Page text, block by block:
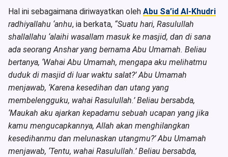
Hal ini sebagaimana diriwayatkan oleh Abu Sa’id Al-Khudri
radhiyallahu ‘anhu, ia berkata, “Suatu hari, Rasulullah
shallallahu ‘alaihi wasallam masuk ke masjid, dan di sana
ada seorang Anshar yang bernama Abu Umamah. Beliau
bertanya, ‘Wahai Abu Umamah, mengapa aku melihatmu
duduk di masjid di luar waktu salat?’ Abu Umamah
menjawab, ‘Karena kesedihan dan utang yang
membelengguku, wahai Rasulullah.’ Beliau bersabda,
‘Maukah aku ajarkan kepadamu sebuah ucapan yang jika
kamu mengucapkannya, Allah akan menghilangkan
kesedihanmu dan melunaskan utangmu?’ Abu Umamah
menjawab, ‘Tentu, wahai Rasulullah.’ Beliau bersabda,